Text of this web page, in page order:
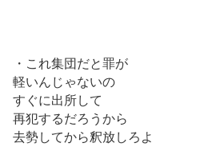
・これ集団だと罪が
軽いんじゃないの
すぐに出所して
再犯するだろうから
去勢してから釈放しろよ